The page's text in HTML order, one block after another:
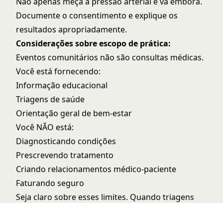
Documente o consentimento e explique os
resultados apropriadamente.
Considerações sobre escopo de prática:
Eventos comunitários não são consultas médicas.
Você está fornecendo:
Informação educacional
Triagens de saúde
Orientação geral de bem-estar
Você NÃO está:
Diagnosticando condições
Prescrevendo tratamento
Criando relacionamentos médico-paciente
Faturando seguro
Seja claro sobre esses limites. Quando triagens